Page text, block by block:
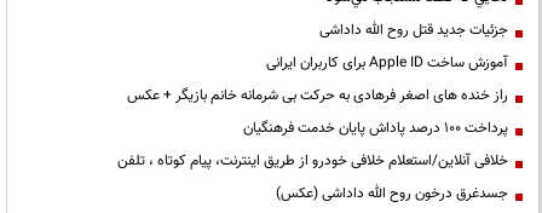
جزئیات جدید قتل روح الله داداشی
آموزش ساخت Apple ID برای کاربران ایرانی
راز خنده های اصغر فرهادی به حرکت بی شرمانه خانم بازیگر + عکس
پرداخت ۱۰۰ درصد پاداش پایان خدمت فرهنگیان
خلافی آنلاین/استعلام خلافی خودرو از طریق اینترنت، پیام کوتاه ، تلفن
جسدغرق درخون روح الله داداشی (عکس)